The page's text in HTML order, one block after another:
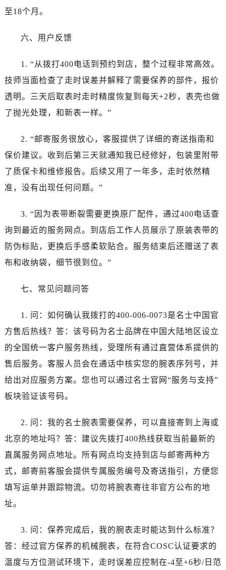
贵州省遵义市红花岗区共青大道与嵩山路交叉口名士售后服务中心（需提前预约）
四川省阿坝州市马尔康市团结街名士售后服务中心（需提前预约）
四川省巴中市巴州区江北大道名士售后服务中心（需提前预约）
四川省德阳市旌阳区长江西路、南街名士售后服务中心（需提前预约）
四川省广元市利州区老城南北街、东大街名士售后服务中心（需提前预约）
四川省泸州市江阳区治平路名士售后服务中心（需提前预约）
四川省眉山市东坡区三苏路名士售后服务中心（需提前预约）
四川省绵阳市涪城区翠花街名士售后服务中心（需提前预约）
四川省雅安市雨城区熊猫大道名士售后服务中心（需提前预约）
四川省宜宾市翠屏区长翠路名士售后服务中心（需提前预约）
四川省资阳市雁江区滨江大道一段与和平南路名士售后服务中心（需提前预约）
西藏自治区阿里地区噶尔县北京西路名士售后服务中心（需提前预约）
西藏自治区林芝市巴宜区广东路名士售后服务中心（需提前预约）
西藏自治区山南市乃东区湖北大道名士售后服务中心（需提前预约）
云南省保山市隆阳区正阳路名士售后服务中心（需提前预约）
云南省楚雄彝族自治州楚雄市鹿城南路名士售后服务中心（需提前预约）
云南省迪庆藏族自治州香格里拉市长征大道名士售后服务中心（需提前预约）
云南省红河哈尼族彝族自治州蒙自市天马路名士售后服务中心（需提前预约）
云南省丽江市古城区七星街名士售后服务中心（需提前预约）
至18个月。
六、用户反馈
1. “从拨打400电话到预约到店，整个过程非常高效。
技师当面检查了走时误差并解释了需要保养的部件，报价
透明。三天后取表时走时精度恢复到每天+2秒，表壳也做
了抛光处理，和新表一样。”
2. “邮寄服务很放心，客服提供了详细的寄送指南和
保价建议。收到后第三天就通知我已经修好，包装里附带
了质保卡和维修报告。后续又用了一年多，走时依然精
准，没有出现任何问题。”
3. “因为表带断裂需要更换原厂配件，通过400电话查
询到最近的服务网点。到店后工作人员展示了原装表带的
防伪标贴，更换后手感柔软贴合。服务结束后还赠送了表
布和收纳袋，细节很到位。”
七、常见问题问答
1. 问：如何确认我拨打的400-006-0073是名士中国官
方售后热线？答：该号码为名士品牌在中国大陆地区设立
的全国统一客户服务热线，受理所有通过直营体系提供的
售后服务。客服人员会在通话中核实您的腕表序列号，并
给出对应服务方案。您也可以通过名士官网“服务与支持”
板块验证该号码。
2. 问：我的名士腕表需要保养，可以直接寄到上海或
北京的地址吗？答：建议先拨打400热线获取当前最新的
直属服务网点地址。所有网点均支持到店与邮寄两种方
式，邮寄前客服会提供专属服务编号及寄送指引，方便您
填写运单并跟踪物流。切勿将腕表寄往非官方公布的地
址。
3. 问：保养完成后，我的腕表走时能达到什么标准？
答：经过官方保养的机械腕表，在符合COSC认证要求的
温度与方位测试环境下，走时误差应控制在-4至+6秒/日范